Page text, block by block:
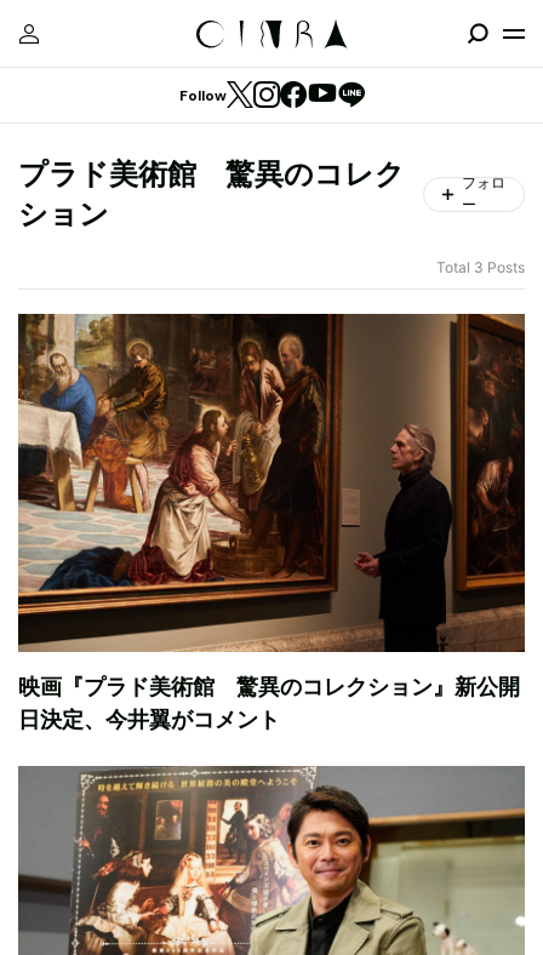
Follow
プラド美術館 驚異のコレク
ション
フォロ
ー
Total 3 Posts
映画『プラド美術館 驚異のコレクション』新公開
日決定、今井翼がコメント